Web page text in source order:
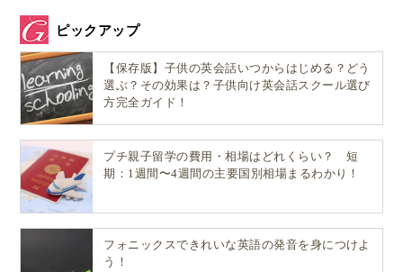
サマージョブは夏休み中の3週間（6月中旬〜7月初旬
頃）に行われます
勤務時間は週あたり最大で90時間までと定められてい
ピックアップ
【保存版】子供の英会話いつからはじめる？どう
選ぶ？その効果は？子供向け英会話スクール選び
方完全ガイド！
プチ親子留学の費用・相場はどれくらい？ 短
期：1週間〜4週間の主要国別相場まるわかり！
フォニックスできれいな英語の発音を身につけよ
う！